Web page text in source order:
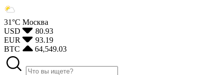
31°С Москва
USD
80.93
EUR
93.19
BTC
64,549.03